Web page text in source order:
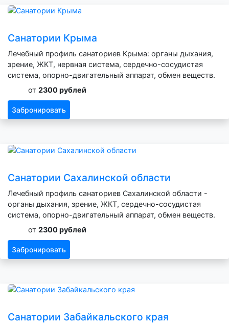
Санатории Крыма
Лечебный профиль санаториев Крыма: органы дыхания,
зрение, ЖКТ, нервная система, сердечно-сосудистая
система, опорно-двигательный аппарат, обмен веществ.
от 2300 рублей
Забронировать
Санатории Сахалинской области
Лечебный профиль санаториев Сахалинской области -
органы дыхания, зрение, ЖКТ, сердечно-сосудистая
система, опорно-двигательный аппарат, обмен веществ.
от 2300 рублей
Забронировать
Санатории Забайкальского края